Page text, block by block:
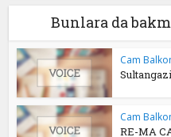
Bunlara da
Cam
Cam
RE-MA